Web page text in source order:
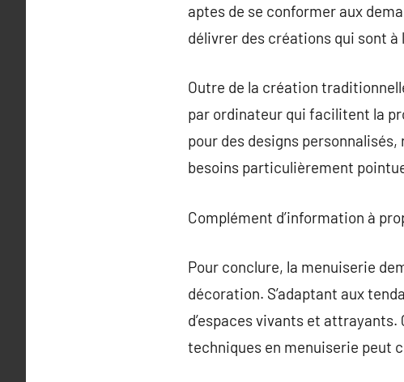
aptes de se conformer aux
délivrer des créations qui sont
Outre de la création
par ordinateur qui facilitent la
pour des designs
besoins particulièrement
Complément d’information à
Pour conclure, la menuiserie
décoration. S’adaptant aux
d’espaces vivants et
techniques en menuiserie peut